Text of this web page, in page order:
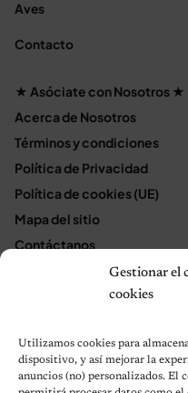
Gestionar el
cookies
Utilizamos cookies para
dispositivo, y así mejorar la
anuncios (no) personalizados. El
Aves
Contacto
★ Asóciate con Nosotros ★
Acerca de Nosotros
Términos y condiciones
Política de Privacidad
Política de cookies (UE)
Mapa del sitio
Contáctanos
Terms and Conditions
© 2026